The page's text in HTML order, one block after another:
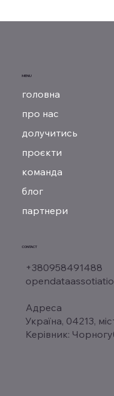
MENU
головна
про нас
долучитись
проєкти
команда
блог
партнери
CONTACT
+380958491488
Адреса
Україна, 04213,
Керівник: